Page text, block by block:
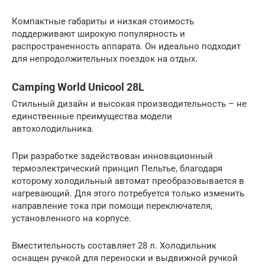
Компактные габариты и низкая стоимость
поддерживают широкую популярность и
распространенность аппарата. Он идеально подходит
для непродолжительных поездок на отдых.
Camping World Unicool 28L
Стильный дизайн и высокая производительность – не
единственные преимущества модели
автохолодильника.
При разработке задействован инновационный
термоэлектрический принцип Пельтье, благодаря
которому холодильный автомат преобразовывается в
нагревающий. Для этого потребуется только изменить
направление тока при помощи переключателя,
установленного на корпусе.
Вместительность составляет 28 л. Холодильник
оснащен ручкой для переноски и выдвижной ручкой